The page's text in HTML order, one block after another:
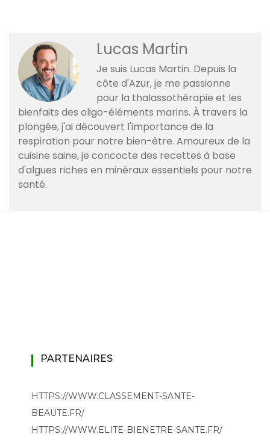
Lucas Martin
Je suis Lucas Martin. Depuis la
côte d'Azur, je me passionne
pour la thalassothérapie et les
bienfaits des oligo-éléments marins. À travers la
plongée, j'ai découvert l'importance de la
respiration pour notre bien-être. Amoureux de la
cuisine saine, je concocte des recettes à base
d'algues riches en minéraux essentiels pour notre
santé.
PARTENAIRES
HTTPS://WWW.CLASSEMENT-SANTE-
BEAUTE.FR/
HTTPS://WWW.ELITE-BIENETRE-SANTE.FR/